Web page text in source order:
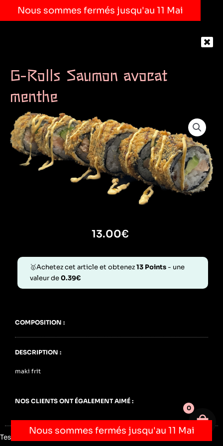
Nous sommes fermés jusqu'au 11 Mai
G-Rolls Saumon avocat
menthe
13.00€
🥇Achetez cet article et obtenez13 Points- une
valeur de0.39€
COMPOSITION :
DESCRIPTION :
maki frit
NOS CLIENTS ONT ÉGALEMENT AIMÉ :
Nous sommes fermés jusqu'au 11 Mai
Votre
0
Testing